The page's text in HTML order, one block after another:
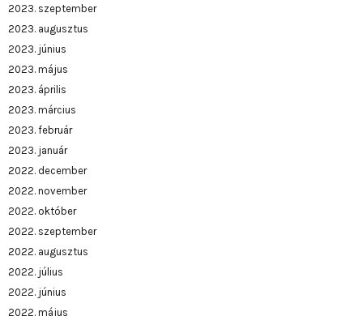
2023. szeptember
2023. augusztus
2023. június
2023. május
2023. április
2023. március
2023. február
2023. január
2022. december
2022. november
2022. október
2022. szeptember
2022. augusztus
2022. július
2022. június
2022. május